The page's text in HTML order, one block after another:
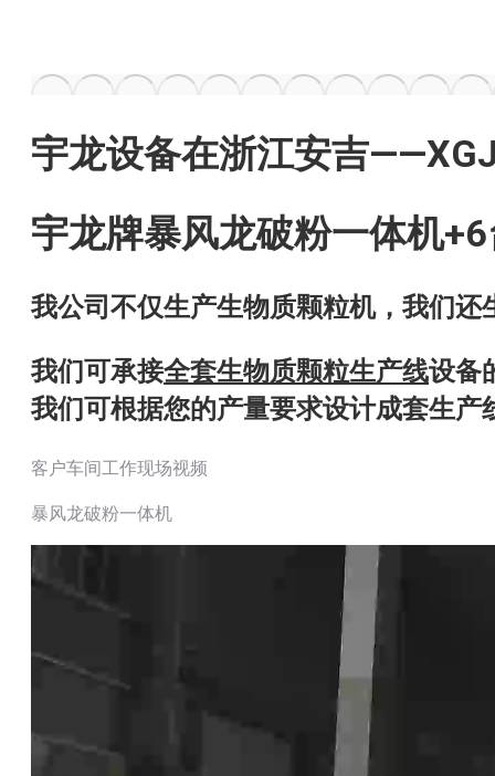
宇龙设备在浙江安吉
宇龙牌暴风龙破粉一体机
我公司不仅生产生物质颗粒机，我们还
我们可承接全套生物质颗粒生产线设备
我们可根据您的产量要求设计成套生产
客户车间工作现场视频
暴风龙破粉一体机